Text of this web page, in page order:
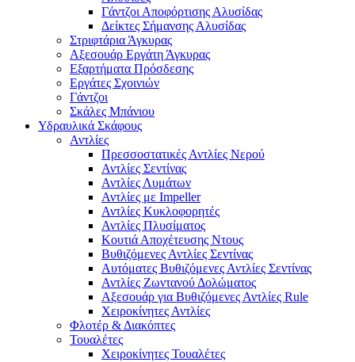
Γάντζοι Αποφόρτισης Αλυσίδας
Δείκτες Σήμανσης Αλυσίδας
Στριφτάρια Άγκυρας
Αξεσουάρ Εργάτη Άγκυρας
Εξαρτήματα Πρόσδεσης
Εργάτες Σχοινιών
Γάντζοι
Σκάλες Μπάνιου
Υδραυλικά Σκάφους
Αντλίες
Πρεσσοστατικές Αντλίες Νερού
Αντλίες Σεντίνας
Αντλίες Λυμάτων
Αντλίες με Impeller
Αντλίες Κυκλοφορητές
Αντλίες Πλυσίματος
Κουτιά Αποχέτευσης Ντους
Βυθιζόμενες Αντλίες Σεντίνας
Αυτόματες Βυθιζόμενες Αντλίες Σεντίνας
Αντλίες Ζωντανού Δολώματος
Αξεσουάρ για Βυθιζόμενες Αντλίες Rule
Χειροκίνητες Αντλίες
Φλοτέρ & Διακόπτες
Τουαλέτες
Χειροκίνητες Τουαλέτες